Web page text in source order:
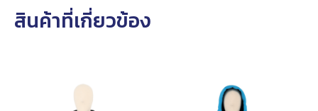
สินค้าที่เกี่ยวข้อง